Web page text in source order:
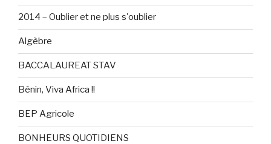
2014 – Oublier et ne plus s'oublier
Algèbre
BACCALAUREAT STAV
Bénin, Viva Africa !!
BEP Agricole
BONHEURS QUOTIDIENS